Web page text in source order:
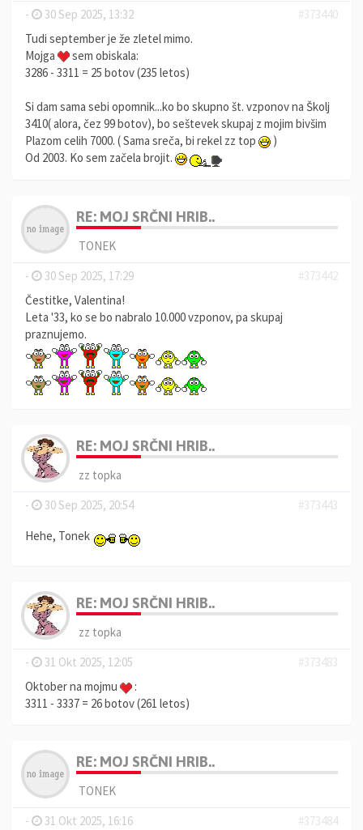
- 30 Sep 2025, 13:32
#373440
Tudi september je že zletel mimo.
Mojga
sem obiskala:
3286 - 3311 = 25 botov (235 letos)
Si dam sama sebi opomnik...ko bo skupno št. vzponov na Školj
3410( alora, čez 99 botov), bo seštevek skupaj z mojim bivšim
Plazom celih 7000. ( Sama sreča, bi rekel zz top
)
Od 2003. Ko sem začela brojit.
RE: MOJ SRČNI HRIB..
TONEK
-
30 Sep 2025, 17:29
#373442
Čestitke, Valentina!
Leta '33, ko se bo nabralo 10.000 vzponov, pa skupaj
praznujemo.
RE: MOJ SRČNI HRIB..
zz topka
-
30 Sep 2025, 20:54
#373443
Hehe, Tonek
RE: MOJ SRČNI HRIB..
zz topka
-
31 Okt 2025, 12:05
#373483
Oktober na mojmu
:
3311 - 3337 = 26 botov (261 letos)
RE: MOJ SRČNI HRIB..
TONEK
-
31 Okt 2025, 16:16
#373484